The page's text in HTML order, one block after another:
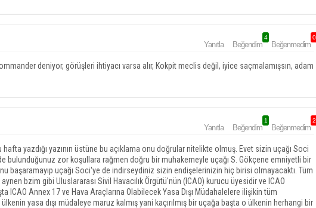
Yanıtla Beğendim
4
Beğenmedim
0
deniyor, görüşleri ihtiyacı varsa alır, Kokpit meclis değil, iyice saçmalamışsın, adam
Yanıtla Beğendim
1
Beğenmedim
2
yazdığı yazının üstüne bu açıklama onu doğrular nitelikte olmuş. Evet sizin uçağı Soci
bulunduğunuz zor koşullara rağmen doğru bir muhakemeyle uçağı S. Gökçene emniyetli bir
başaramayıp uçağı Soci'ye de indirseydiniz sizin endişelerinizin hiç birisi olmayacaktı. Tüm
bzim gibi Uluslararası Sivil Havacılık Örgütü'nün (ICAO) kurucu üyesidir ve ICAO
ICAO Annex 17 ve Hava Araçlarına Olabilecek Yasa Dışı Müdahalelere ilişikin tüm
yasa dışı müdaleye maruz kalmış yani kaçırılmış bir uçağa başta o ülkenin herhangi bir